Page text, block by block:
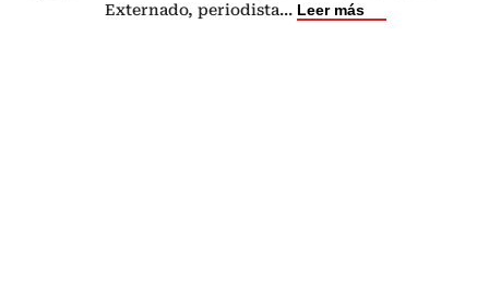
Externado, periodista... Leer más